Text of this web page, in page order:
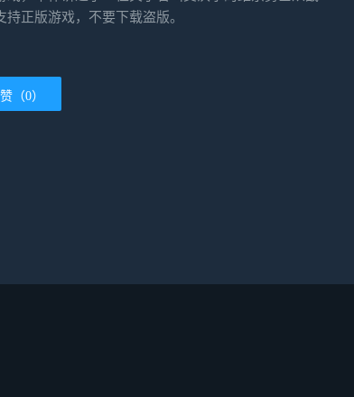
正版游戏，不要下载盗版。
赞（0）